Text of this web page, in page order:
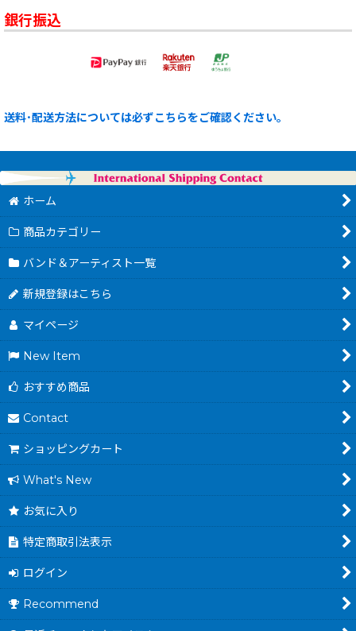
銀行振込
送料･配送方法については必ずこちらをご確認ください。
ホーム
商品カテゴリー
バンド＆アーティスト一覧
新規登録はこちら
マイページ
New Item
おすすめ商品
Contact
ショッピングカート
What's New
お気に入り
特定商取引法表示
ログイン
Recommend